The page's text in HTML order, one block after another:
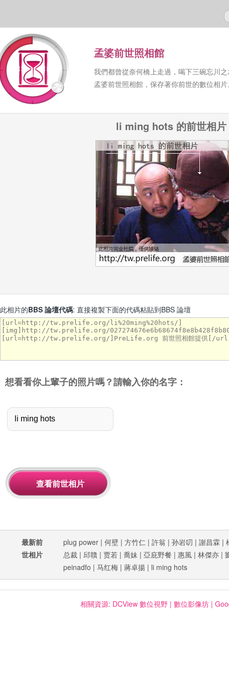
孟婆前世照相館
我們都曾從奈何橋上走過，喝下三碗忘川
孟婆前世照相館，保存著你前世的數位相片
li ming hots 的前世相片
此相片的BBS 論壇代碼: 直接複製下面的代碼粘貼到BBS 論壇
想看看你上輩子的照片嗎？請輸入你的名字：
最新前
世相片
plug power | 何壁 | 方竹仁 | 許翁 | 孙岩叨 | 謝昌霖 |
总裁 | 邱贛 | 贾若 | 喬妹 | 亞庇野餐 | 惠風 | 林傑亦 |
peinadfo | 马红梅 | 蔣卓揚 | li ming hots
相關資源: DCView 數位視野| 數位影像坊|